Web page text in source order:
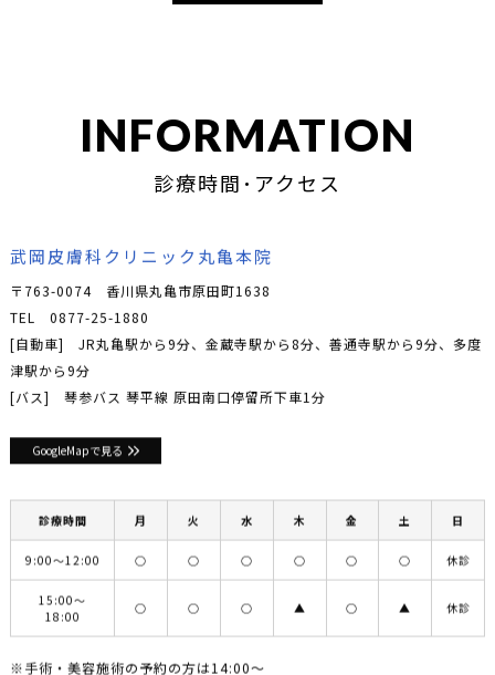
INFORMATION
診療時間･アクセス
武岡皮膚科クリニック丸亀本院
〒763-0074 香川県丸亀市原田町1638
TEL 0877-25-1880
[自動車] JR丸亀駅から9分、金蔵寺駅から8分、善通寺駅から9分、多度
津駅から9分
[バス] 琴参バス 琴平線 原田南口停留所下車1分
GoogleMapで見る
診療時間 月 火 水 木 金 土 日
9:00〜12:00 ○ ○ ○ ○ ○ ○ 休診
15:00〜
18:00
○ ○ ○ ▲ ○ ▲ 休診
※手術・美容施術の予約の方は14:00〜